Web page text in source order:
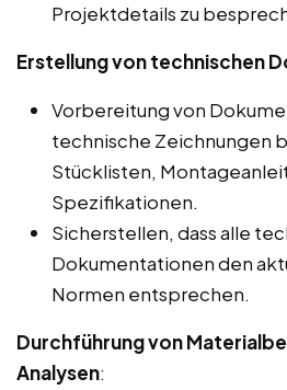
Projektdetails zu
Erstellung von technischen
Vorbereitung von
technische Zeichnungen
Stücklisten,
Spezifikationen.
Sicherstellen, dass alle
Dokumentationen den
Normen entsprechen.
Durchführung von
Analysen: